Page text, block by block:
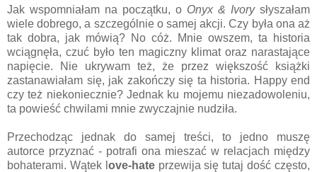
Jak wspomniałam na początku, o Onyx & Ivorysłyszałam
wiele dobrego, a szczególnie o samej akcji. Czy była ona aż
tak dobra, jak mówią? No cóż. Mnie owszem, ta historia
wciągnęła, czuć było ten magiczny klimat oraz narastające
napięcie. Nie ukrywam też, że przez większość książki
zastanawiałam się, jak zakończy się ta historia. Happy end
czy też niekoniecznie? Jednak ku mojemu niezadowoleniu,
ta powieść chwilami mnie zwyczajnie nudziła.
Przechodząc jednak do samej treści, to jedno muszę
autorce przyznać - potrafi ona mieszać w relacjach między
bohaterami. Wątek l ove-hateprzewija się tutaj dość często,